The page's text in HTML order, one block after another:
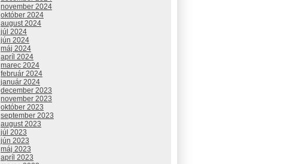
november 2024
október 2024
august 2024
júl 2024
jún 2024
máj 2024
apríl 2024
marec 2024
február 2024
január 2024
december 2023
november 2023
október 2023
september 2023
august 2023
júl 2023
jún 2023
máj 2023
apríl 2023